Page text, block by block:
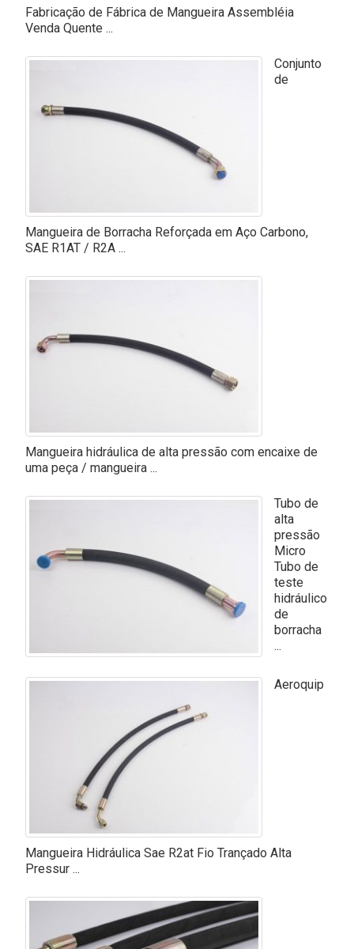
Fabricação de Fábrica de Mangueira Assembléia
Venda Quente ...
Conjunto
de
Mangueira de Borracha Reforçada em Aço Carbono,
SAE R1AT / R2A ...
Mangueira hidráulica de alta pressão com encaixe de
uma peça / mangueira ...
Tubo de
alta
pressão
Micro
Tubo de
teste
hidráulico
de
borracha
...
Aeroquip
Mangueira Hidráulica Sae R2at Fio Trançado Alta
Pressur ...